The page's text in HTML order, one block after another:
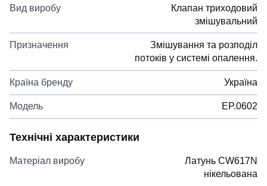
Вид виробу
Клапан триходовий
змішувальний
Призначення
Змішування та розподіл
потоків у системі опалення.
Країна бренду Україна
Модель EP.0602
Технічні характеристики
Матеріал виробу
Латунь CW617N
нікельована